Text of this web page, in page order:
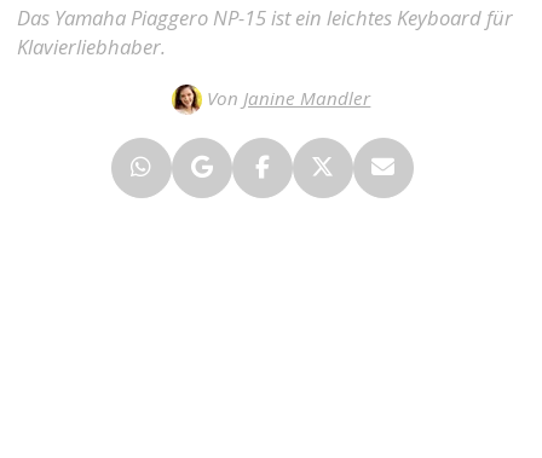
Das Yamaha Piaggero NP-15 ist ein leichtes Keyboard für
Klavierliebhaber.
Von Janine Mandler